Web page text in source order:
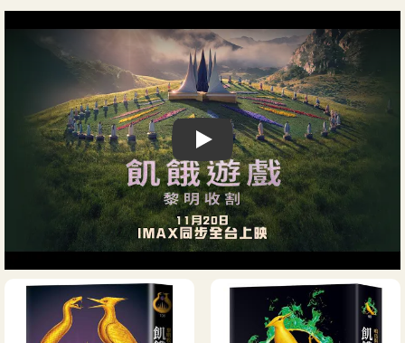
所有期待，甚至更多。 ——《今日美國》 柯林斯對她的創作駕輕就
熟，這是一本充滿生命力的作品。 ——《人物雜誌》 彷彿柯林斯在引
導我們反思：我們究竟真正了解多少歷史？而我們又擁有多少力量，去
確保當下的真相能被帶入未來？ ——NPR 一則關於同情與憤怒的殘酷
故事，同時對宣傳與悲劇進行直白剖析，無論是長期粉絲或新讀者都會
感到滿足。 ——《出版人週刊》 原始、震撼且帶著深深的苦甜交織，
黑密契的過去輕而易舉地拼湊出《飢餓遊戲》宇宙的全貌……柯林斯曾
在過去的訪談中提到，若沒有話要說，她不會回到這個系列——而這
次，她有很多話要說。 ——《書單》 原三部曲粉絲的必讀之作，不可
或缺。 ——《學校圖書館期刊》
Play video